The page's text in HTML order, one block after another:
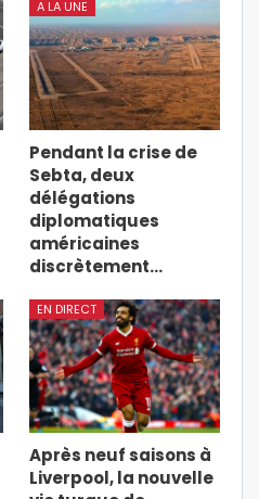
A LA UNE
Pendant la crise de
Sebta, deux
délégations
diplomatiques
américaines
discrètement…
EN DIRECT
Après neuf saisons à
Liverpool, la nouvelle